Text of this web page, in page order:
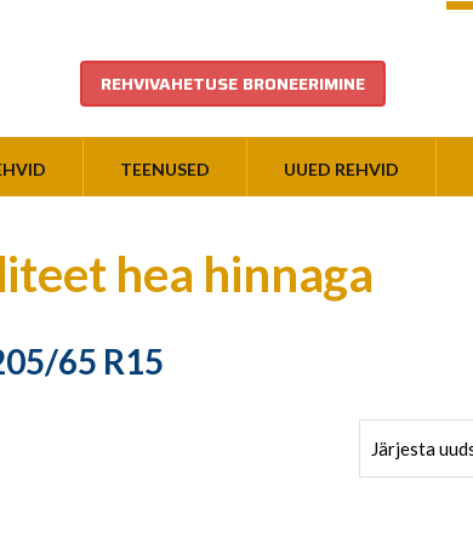
REHVIVAHETUSE BRONEERIMINE
TEENUSED UUED REHVID
hea hinnaga
65 R15